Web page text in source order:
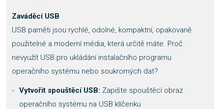
Zaváděcí USB
USB paměti jsou rychlé, odolné, kompaktní, opakovaně
použitelné a moderní média, která určitě máte. Proč
nevyužít USB pro ukládání instalačního programu
operačního systému nebo soukromých dat?
Vytvořit spouštěcí USB: Zapište spouštěcí obraz
operačního systému na USB klíčenku